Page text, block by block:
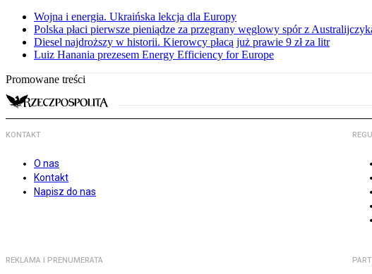
Wojna i energia. Ukraińska lekcja dla Europy
Polska płaci pierwsze pieniądze za przegrany węglowy spór z
Diesel najdroższy w historii. Kierowcy płacą już prawie 9 zł za litr
Luiz Hanania prezesem Energy Efficiency for Europe
Promowane treści
KONTAKT
O nas
Kontakt
Napisz do nas
REKLAMA I PRENUMERATA